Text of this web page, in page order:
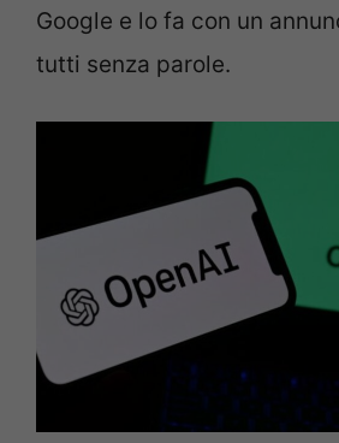
Google e lo fa con un
tutti senza parole.